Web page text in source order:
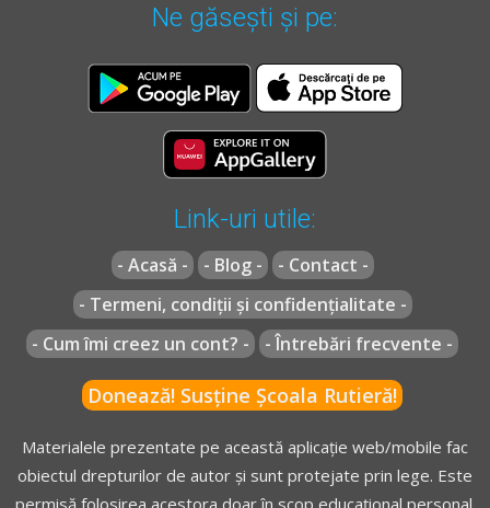
Ne găsești și pe:
Link-uri utile:
- Acasă - - Blog -
- Contact -
- Termeni, condiții și confidențialitate -
- Cum îmi creez un cont? -
- Întrebări frecvente -
Donează! Susține Școala Rutieră!
Materialele prezentate pe această aplicație web/mobile fac
obiectul drepturilor de autor și sunt protejate prin lege. Este